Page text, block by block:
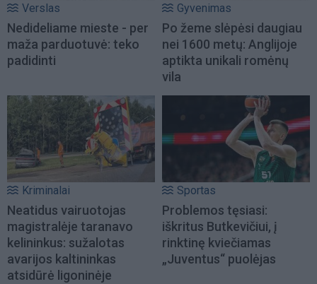
Verslas
Nedideliame mieste - per
maža parduotuvė: teko
padidinti
Gyvenimas
Po žeme slėpėsi daugiau
nei 1600 metų: Anglijoje
aptikta unikali romėnų
vila
Kriminalai
Neatidus vairuotojas
magistralėje taranavo
kelininkus: sužalotas
avarijos kaltininkas
atsidūrė ligoninėje
Sportas
Problemos tęsiasi:
iškritus Butkevičiui, į
rinktinę kviečiamas
„Juventus“ puolėjas